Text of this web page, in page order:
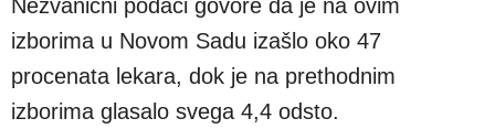
Nezvanični podaci govore da je na ovim
izborima u Novom Sadu izašlo oko 47
procenata lekara, dok je na prethodnim
izborima glasalo svega 4,4 odsto.